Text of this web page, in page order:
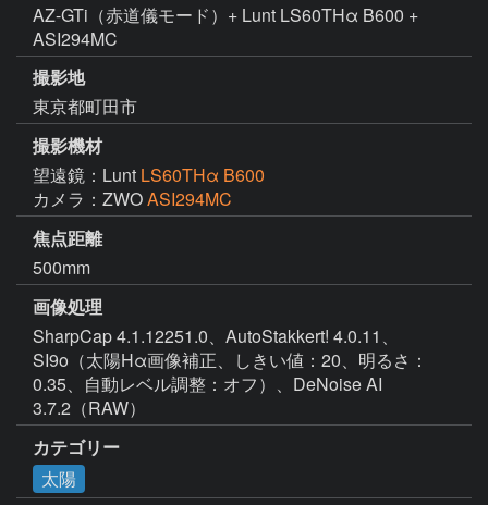
AZ-GTi（赤道儀モード）+ Lunt LS60THα B600 +
ASI294MC
撮影地
東京都町田市
撮影機材
望遠鏡：Lunt LS60THα B600
カメラ：ZWOASI294MC
焦点距離
500mm
画像処理
SharpCap 4.1.12251.0、AutoStakkert! 4.0.11、
SI9o（太陽Hα画像補正、しきい値：20、明るさ：
0.35、自動レベル調整：オフ）、DeNoise AI
3.7.2（RAW）
カテゴリー
太陽